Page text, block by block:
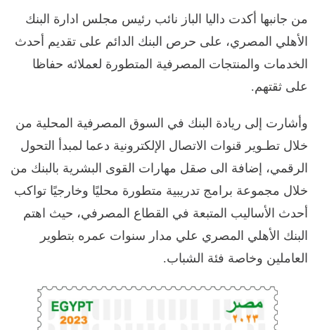
من جانبها أكدت داليا الباز نائب رئيس مجلس ادارة البنك
الأهلي المصري، على حرص البنك الدائم على تقديم أحدث
الخدمات والمنتجات المصرفية المتطورة لعملائه حفاظا
على ثقتهم.
وأشارت إلى ريادة البنك في السوق المصرفية المحلية من
خلال تطـوير قنوات الاتصال الإلكترونية دعما لمبدأ التحول
الرقمي، إضافة الى صقل مهارات القوى البشرية بالبنك من
خلال مجموعة برامج تدريبية متطورة محليًا وخارجيًا تواكب
أحدث الأساليب المتبعة في القطاع المصرفي، حيث اهتم
البنك الأهلي المصري علي مدار سنوات عمره بتطوير
العاملين وخاصة فئة الشباب.